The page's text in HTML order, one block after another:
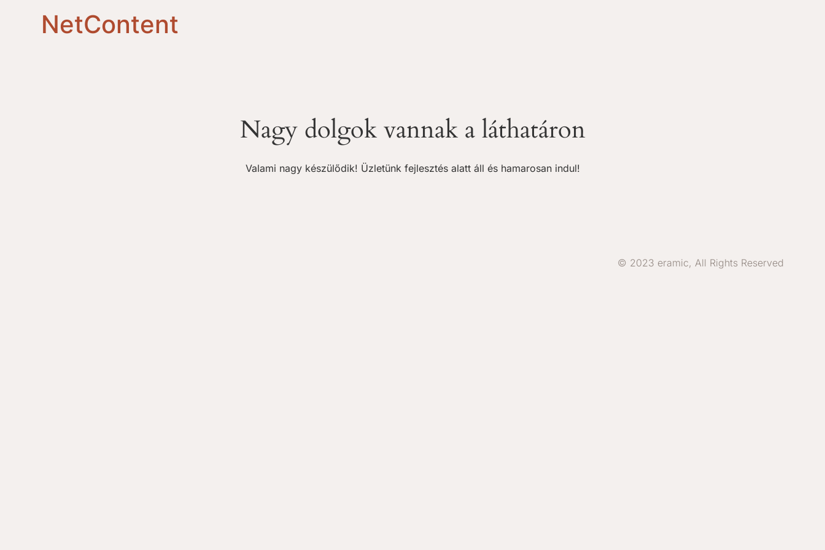
NetContent
Nagy dolgok vannak a láthatáron
Valami nagy készülődik! Üzletünk fejlesztés alatt áll és hamarosan indul!
© 2023 eramic, All Rights Reserved